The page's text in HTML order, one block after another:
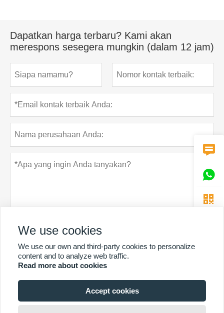
Dapatkan harga terbaru? Kami akan
merespons sesegera mungkin (dalam 12 jam)
Menyerahkan Rahasia pribadi
LEBIH BANYAK LAYANAN



We use cookies
We use our own and third-party cookies to personalize
content and to analyze web traffic.
Read more about cookies
Accept cookies